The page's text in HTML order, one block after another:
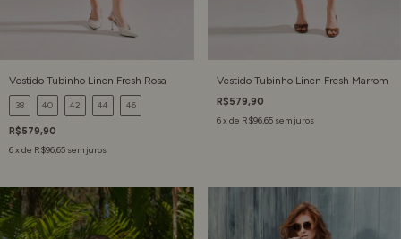
Vestido Tubinho Linen Fresh Rosa
38 40 42 44 46
R$579,90
6x de R$96,65 sem juros
Vestido Tubinho Linen Fresh Marrom
R$579,90
6x de R$96,65 sem juros